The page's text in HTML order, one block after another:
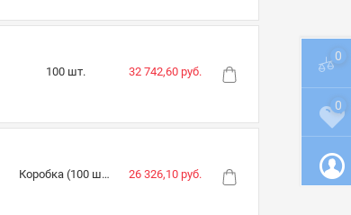
100 шт. 32 742,60 руб.
Коробка (100 шт.) 26 326,10 руб.
0
0